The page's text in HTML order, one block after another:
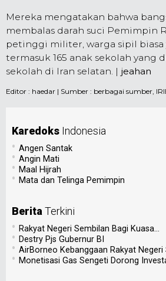
Mereka mengatakan bahwa
membalas darah suci Pemimpin
petinggi militer, warga sipil biasa
termasuk 165 anak sekolah yang
sekolah di Iran selatan. | jeahan
Editor : haedar | Sumber : berbagai sumber,
Karedoks Indonesia
• Angen Santak
• Angin Mati
• Maal Hijrah
• Mata dan Telinga Pemimpin
BeritaTerkini
• Rakyat Negeri Sembilan Bagi Kuasa...
• Destry Pjs Gubernur BI
• AirBorneo Kebanggaan Rakyat Negeri
• Monetisasi Gas Sengeti Dorong